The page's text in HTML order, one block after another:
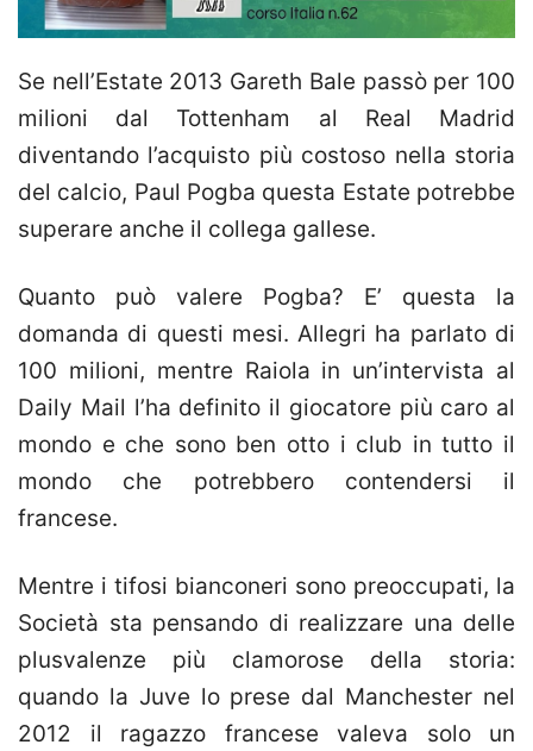
Se nell’Estate 2013 Gareth Bale passò per 100
milioni dal Tottenham al Real Madrid
diventando l’acquisto più costoso nella storia
del calcio, Paul Pogba questa Estate potrebbe
superare anche il collega gallese.
Quanto può valere Pogba? E’ questa la
domanda di questi mesi. Allegri ha parlato di
100 milioni, mentre Raiola in un’intervista al
Daily Mail l’ha definito il giocatore più caro al
mondo e che sono ben otto i club in tutto il
mondo che potrebbero contendersi il
francese.
Mentre i tifosi bianconeri sono preoccupati, la
Società sta pensando di realizzare una delle
plusvalenze più clamorose della storia:
quando la Juve lo prese dal Manchester nel
2012 il ragazzo francese valeva solo un